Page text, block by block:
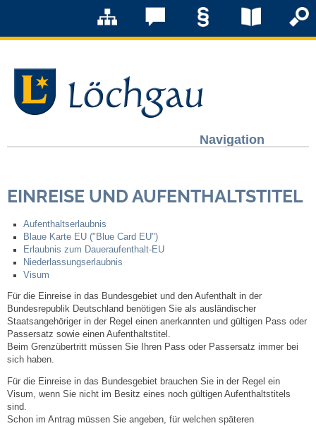
Navigation
Grußwort Bürgermeister
Kurzportrait
Löchgau früher
Zahlen & Fakten
Steuern
Gebühren und Beiträge
Ortsrecht
EINREISE UND AUFENTHALTSTITEL
Aufenthaltserlaubnis
Blaue Karte EU ("Blue Card EU")
Erlaubnis zum Daueraufenthalt-EU
Niederlassungserlaubnis
Visum
Für die Einreise in das Bundesgebiet und den Aufenthalt in der
Bundesrepublik Deutschland benötigen Sie als ausländischer
Staatsangehöriger in der Regel einen anerkannten und gültigen Pass oder
Passersatz sowie einen Aufenthaltstitel.
Beim Grenzübertritt müssen Sie Ihren Pass oder Passersatz immer bei
sich haben.
Für die Einreise in das Bundesgebiet brauchen Sie in der Regel ein
Visum, wenn Sie nicht im Besitz eines noch gültigen Aufenthaltstitels
sind.
Schon im Antrag müssen Sie angeben, für welchen späteren